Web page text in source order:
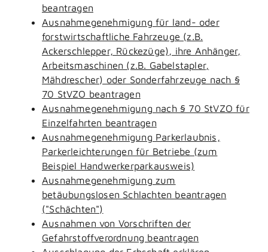
beantragen
Ausnahmegenehmigung für land- oder
forstwirtschaftliche Fahrzeuge (z.B.
Ackerschlepper, Rückezüge), ihre Anhänger,
Arbeitsmaschinen (z.B. Gabelstapler,
Mähdrescher) oder Sonderfahrzeuge nach §
70 StVZO beantragen
Ausnahmegenehmigung nach § 70 StVZO für
Einzelfahrten beantragen
Ausnahmegenehmigung Parkerlaubnis,
Parkerleichterungen für Betriebe (zum
Beispiel Handwerkerparkausweis)
Ausnahmegenehmigung zum
betäubungslosen Schlachten beantragen
("Schächten")
Ausnahmen von Vorschriften der
Gefahrstoffverordnung beantragen